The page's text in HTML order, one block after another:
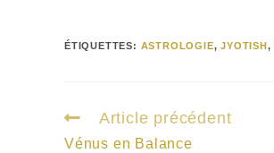
ÉTIQUETTES: ASTROLOGIE, JYOTISH ,
Article précédent
Vénus en Balance